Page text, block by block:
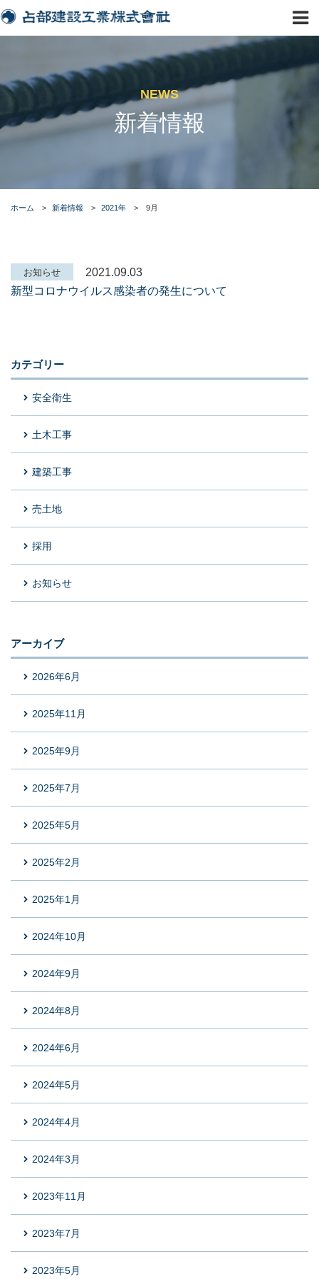
NEWS
新着情報
ホーム > 新着情報 > 2021年 > 9月
お知らせ
2021.09.03
新型コロナウイルス感染者の発生について
カテゴリー
安全衛生
土木工事
建築工事
売土地
採用
お知らせ
アーカイブ
2026年6月
2025年11月
2025年9月
2025年7月
2025年5月
2025年2月
2025年1月
2024年10月
2024年9月
2024年8月
2024年6月
2024年5月
2024年4月
2024年3月
2023年11月
2023年7月
2023年5月